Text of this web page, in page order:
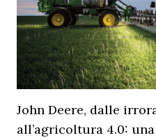
John Deere, dalle
all’agricoltura 4.0: